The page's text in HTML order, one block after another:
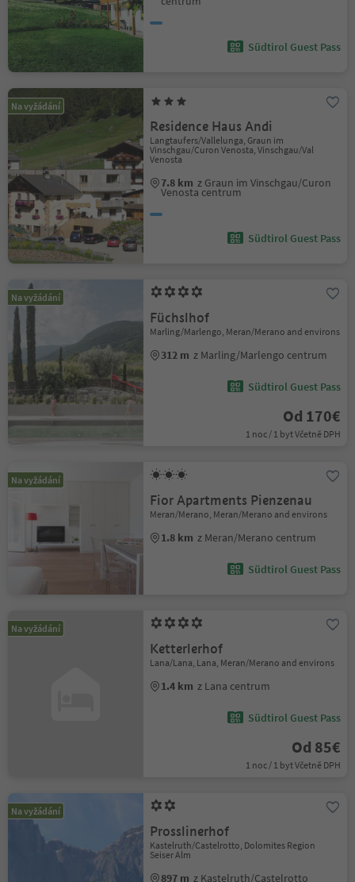
Südtirol Guest Pass
Na vyžádání
Residence Haus Andi
Langtaufers/Vallelunga, Graun im
Vinschgau/Curon Venosta, Vinschgau/Val
Venosta
7.8 km z Graun im Vinschgau/Curon
Venosta centrum
Südtirol Guest Pass
Na vyžádání
Füchslhof
Marling/Marlengo, Meran/Merano and environs
312 m z Marling/Marlengo centrum
Südtirol Guest Pass
Od 170€
1 noc / 1 byt Včetně DPH
Na vyžádání
Fior Apartments Pienzenau
Meran/Merano, Meran/Merano and environs
1.8 km z Meran/Merano centrum
Südtirol Guest Pass
Na vyžádání
Ketterlerhof
Lana/Lana, Lana, Meran/Merano and environs
1.4 km z Lana centrum
Südtirol Guest Pass
Od 85€
1 noc / 1 byt Včetně DPH
Na vyžádání
Prosslinerhof
Kastelruth/Castelrotto, Dolomites Region
Seiser Alm
897 m z Kastelruth/Castelrotto